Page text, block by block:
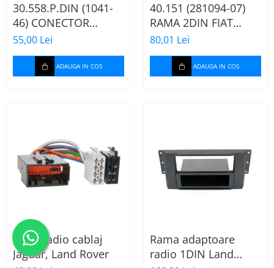
30.558.P.DIN (1041-
46) CONECTOR
ISO+FAKRA CITROEN,
2003>
55,00 Lei
ADAUGA IN COS
40.151 (281094-07)
RAMA 2DIN FIAT
PANDA, 2003-2012
80,01 Lei
ADAUGA IN COS
Mufa radio cablaj
Jaguar, Land Rover
Rama adaptoare
radio 1DIN Land